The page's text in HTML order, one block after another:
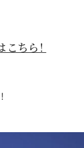
ちら！